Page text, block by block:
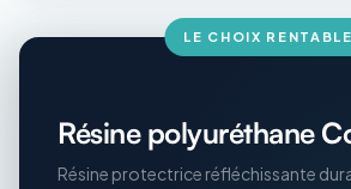
LE CHOIX RENTABLE
Résine polyuréthane
Résine protectrice réfléchissante